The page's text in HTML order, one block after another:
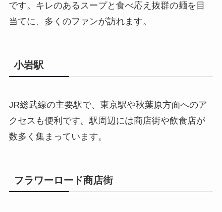
です。キレのあるスープと食べ応え抜群の麺を目
当てに、多くのファンが訪れます。
小岩駅
JR総武線の主要駅で、東京駅や秋葉原方面へのア
クセスも便利です。駅周辺には商店街や飲食店が
数多く集まっています。
フラワーロード商店街